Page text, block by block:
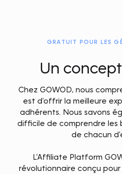
GRATUIT POUR LES
Un
Chez GOWOD, nous
est d'offrir la meilleure
adhérents. Nous savons
difficile de comprendre les
de chacun
L'Affiliate Platform
révolutionnaire conçu